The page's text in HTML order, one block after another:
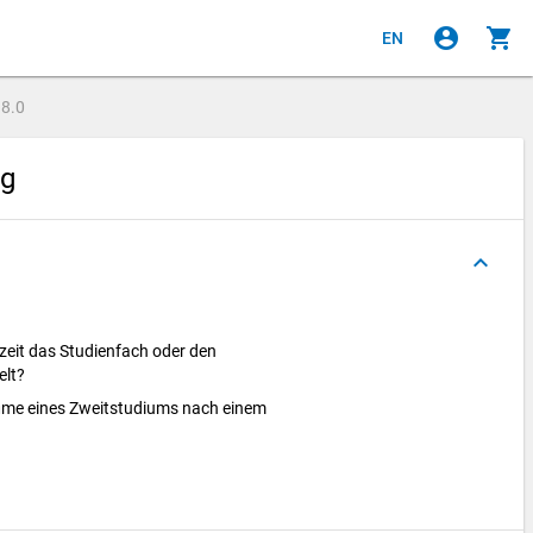
EN account_circle shopping_cart
8.0
keyboard_arrow_up
das Studienfach oder den
eines Zweitstudiums nach einem